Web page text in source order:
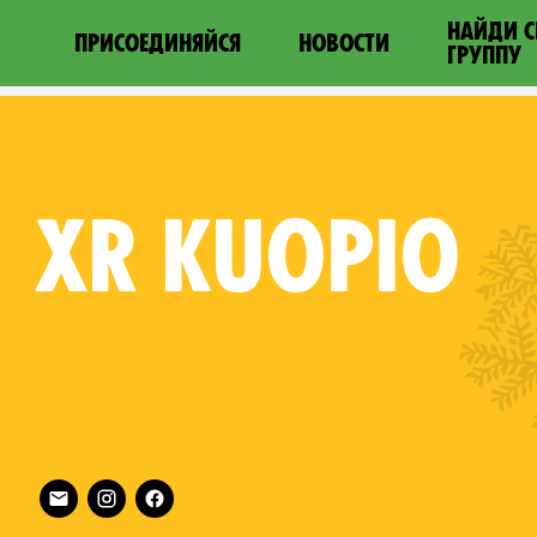
ПРИСОЕДИНЯЙСЯ НОВОСТИ
НАЙДИ
ГРУППУ
XR KUOPIO
Follow XR Kuopio on